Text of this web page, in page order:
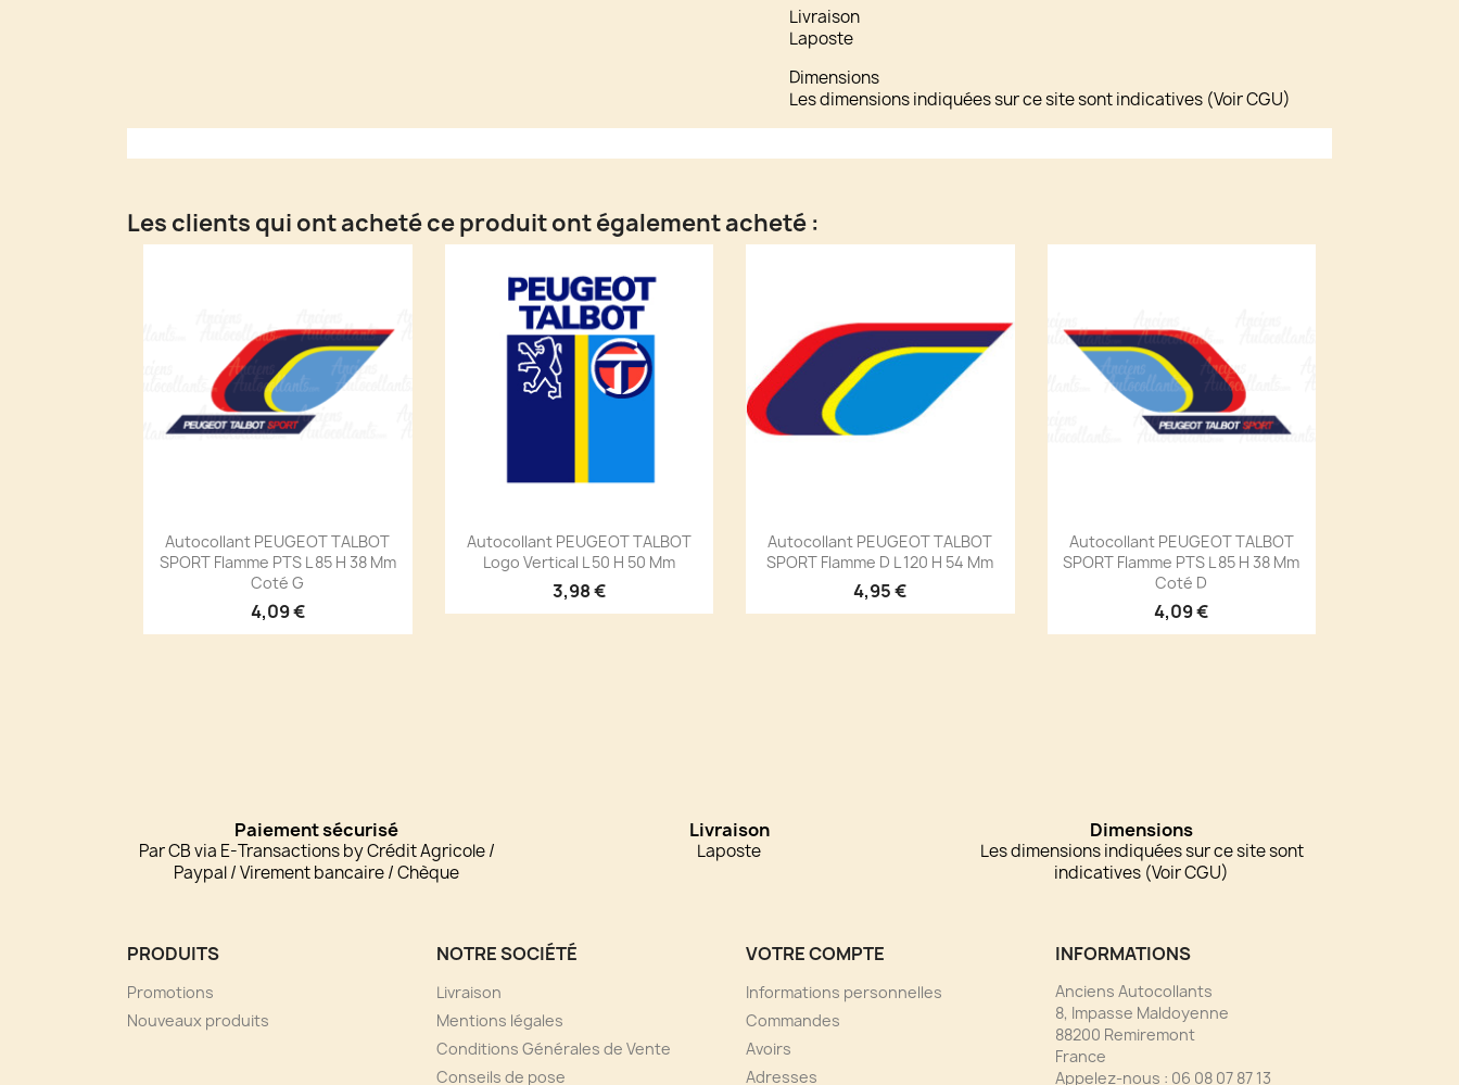
Livraison
Laposte
Dimensions
Les dimensions indiquées sur ce site sont indicatives (Voir CGU)
Les clients qui ont acheté ce produit ont également acheté :
Autocollant PEUGEOT TALBOT
SPORT Flamme PTS L 85 H 38 Mm
Coté G
4,09 €
Autocollant PEUGEOT TALBOT
Logo Vertical L 50 H 50 Mm
3,98 €
Autocollant PEUGEOT TALBOT
SPORT Flamme D L 120 H 54 Mm
4,95 €
Autocollant PEUGEOT TALBOT
SPORT Flamme PTS L 85 H 38 Mm
Coté D
4,09 €
Paiement sécurisé
Par CB via E-Transactions by Crédit Agricole /
Paypal / Virement bancaire / Chèque
Livraison
Laposte
Dimensions
Les dimensions indiquées sur ce site sont
indicatives (Voir CGU)
PRODUITS
Promotions
Nouveaux produits
NOTRE SOCIÉTÉ
Livraison
Mentions légales
Conditions Générales de Vente
Conseils de pose
VOTRE COMPTE
Informations personnelles
Commandes
Avoirs
Adresses
INFORMATIONS
Anciens Autocollants
8, Impasse Maldoyenne
88200 Remiremont
France
Appelez-nous : 06 08 07 87 13